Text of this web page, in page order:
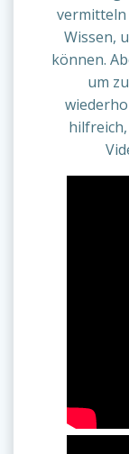
Wissen,
können.
um